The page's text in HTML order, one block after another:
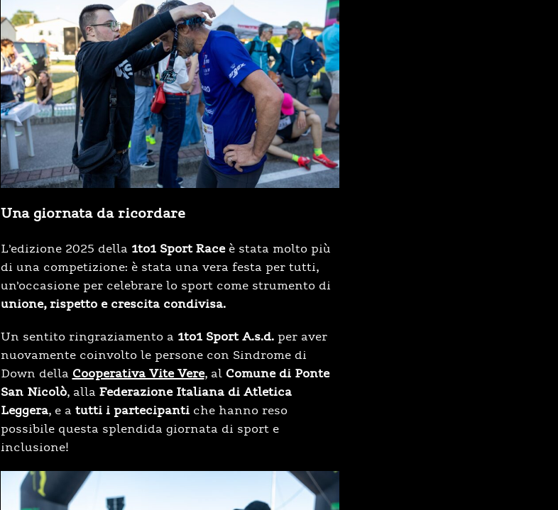
Una giornata da ricordare
L’edizione 2025 della 1to1 Sport Raceè stata molto più
di una competizione: è stata una vera festa per tutti,
un’occasione per celebrare lo sport come strumento di
unione, rispetto e crescita condivisa.
Un sentito ringraziamento a 1to1 Sport A.s.d.per aver
nuovamente coinvolto le persone con Sindrome di
Down della Cooperativa Vite Vere, al Comune di Ponte
San Nicolò, alla Federazione Italiana di Atletica
Leggera, e a tutti i partecipantiche hanno reso
possibile questa splendida giornata di sport e
inclusione!